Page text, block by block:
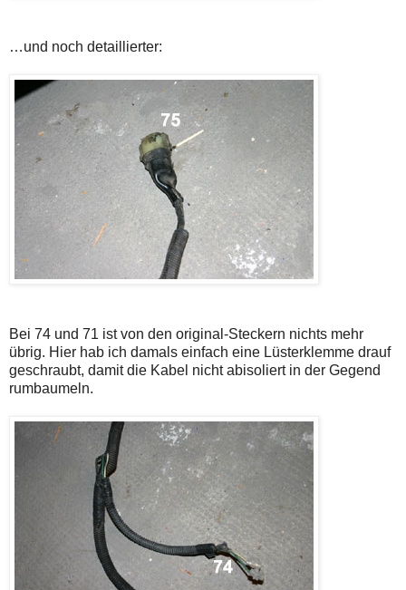
…und noch detaillierter:
Bei 74 und 71 ist von den original-Steckern nichts mehr
übrig. Hier hab ich damals einfach eine Lüsterklemme drauf
geschraubt, damit die Kabel nicht abisoliert in der Gegend
rumbaumeln.